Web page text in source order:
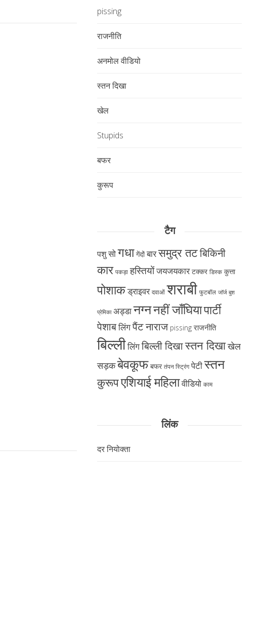
pissing
राजनीति
अनमोल वीडियो
स्तन दिखा
खेल
Stupids
बफर
कुरूप
टैग
पशुसोगधा गेंदों बारसमुद्र तटबिकिनी
कार पकड़ा हस्तियोंजयजयकार टक्कर डिस्क कुत्ता
पोशाकड्राइवर दवाओं शराबी फुटबॉल जॉर्ज बुश
प्रेमिका अड्डानग्ननहीं जाँघियापार्टी
पेशाबलिंगपैंट नाराज pissing राजनीति
बिल्लीलिंगबिल्ली दिखास्तन दिखाखेल
सड़कबेवकूफ बफर तंपन स्ट्रिंग पेटीस्तन
कुरूपएशियाई महिलावीडियो काम
लिंक
दर नियोक्ता